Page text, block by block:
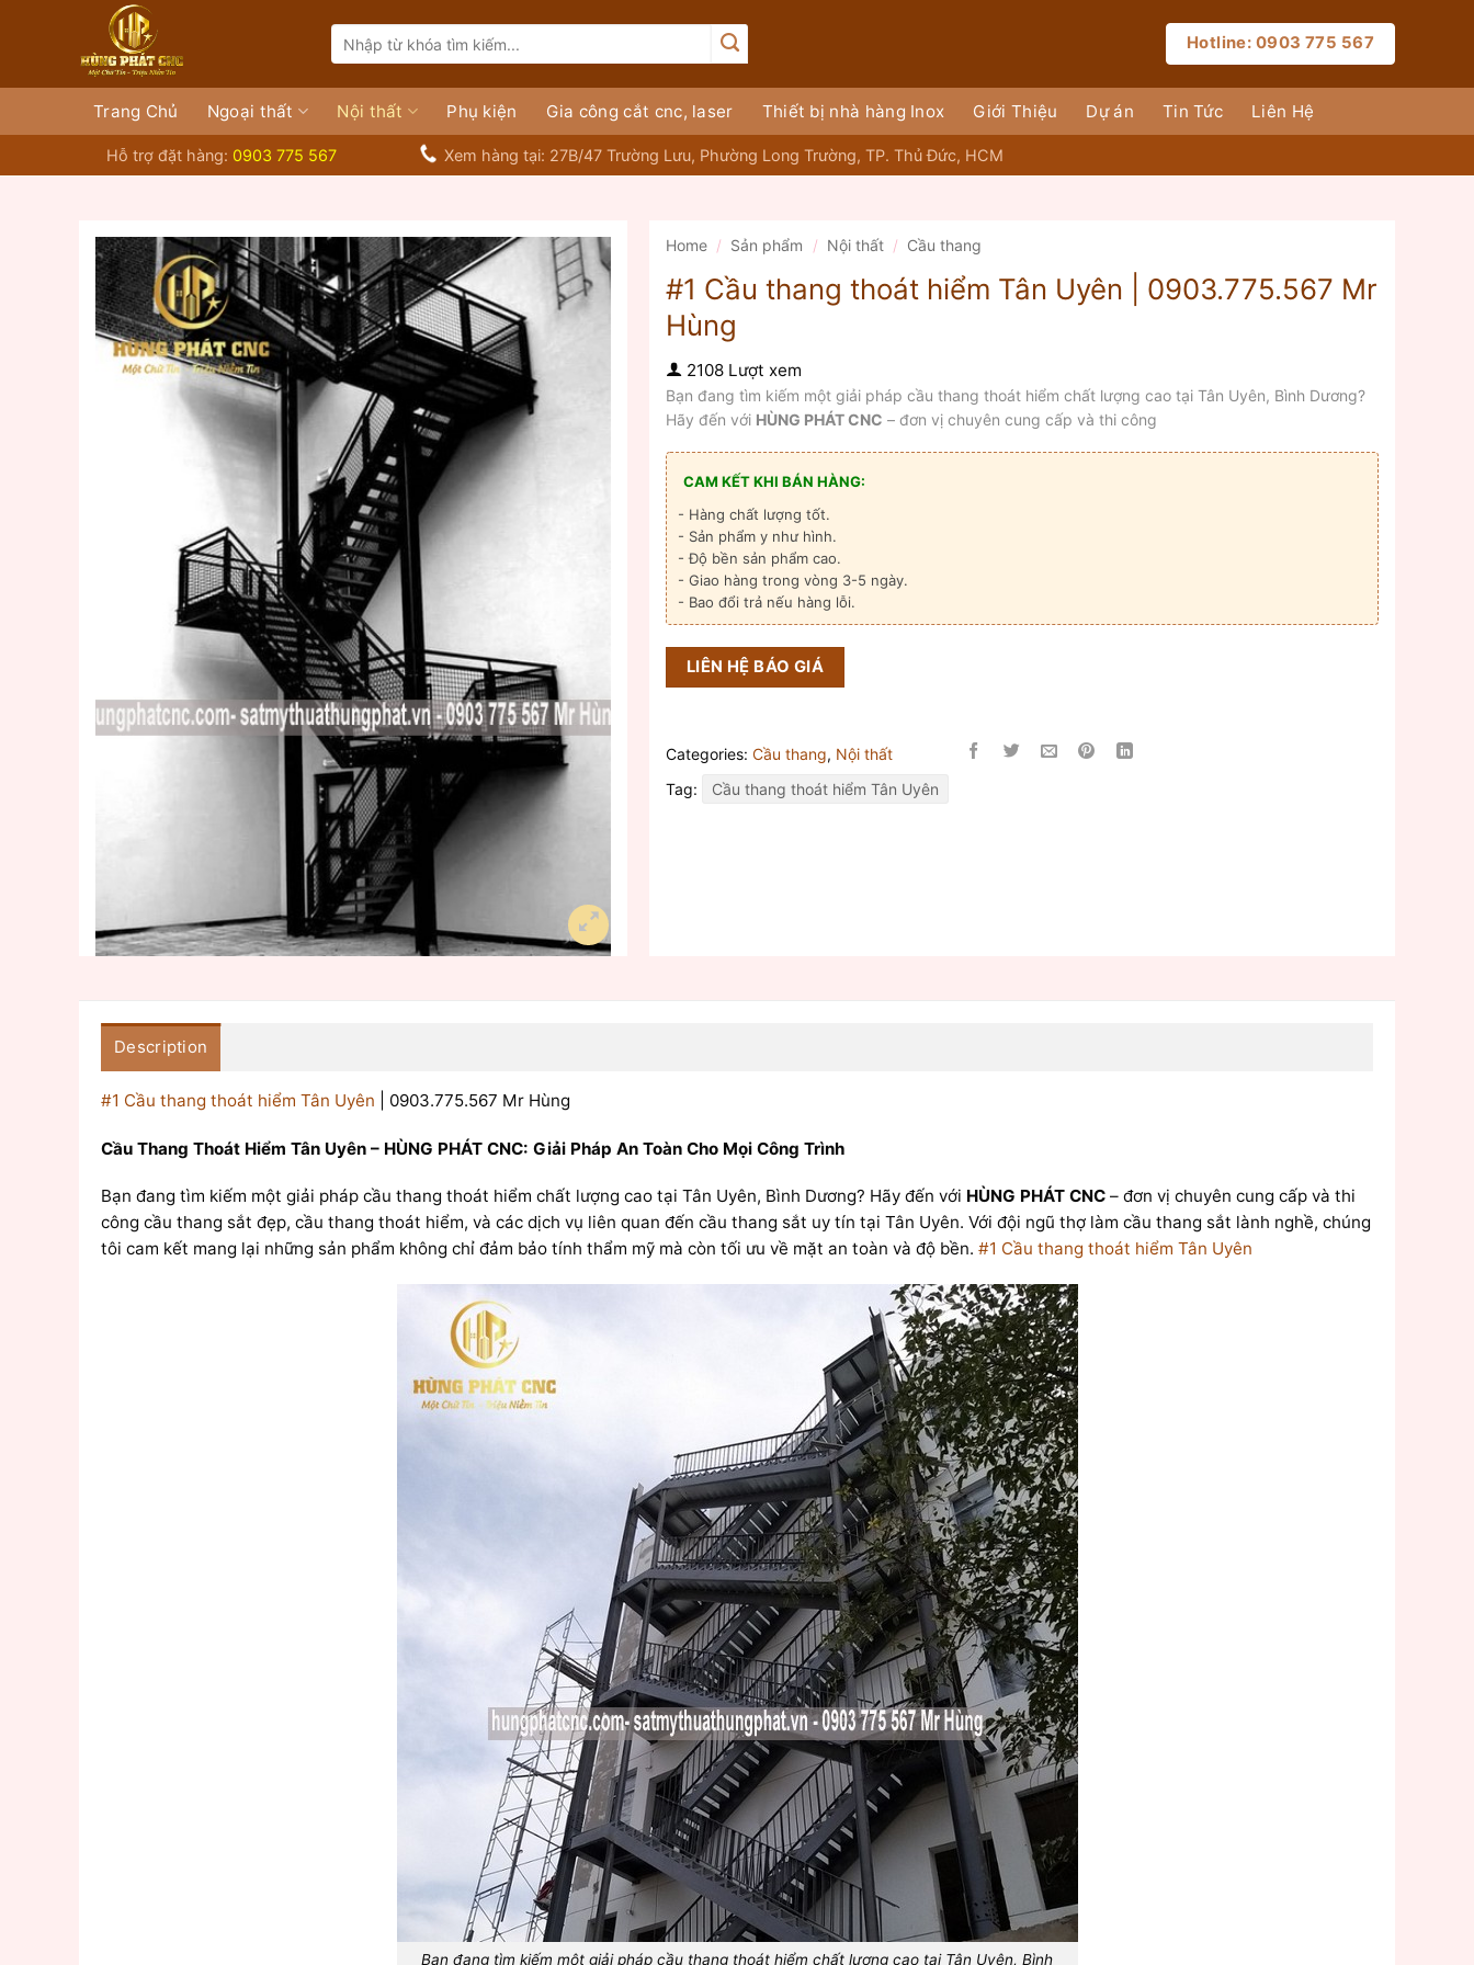
dung
for:
Hotline: 0903 775 567
Trang Chủ Ngoại thất Nội thất Phụ kiện Gia công cắt cnc, laser Thiết bị nhà hàng Inox Giới Thiệu Dự án Tin Tức Liên Hệ
Hỗ trợ đặt hàng: 0903 775 567 Xem hàng tại: 27B/47 Trường Lưu, Phường Long Trường, TP. Thủ Đức, HCM
Home / Sản phẩm / Nội thất / Cầu thang
#1 Cầu thang thoát hiểm Tân Uyên | 0903.775.567 Mr
Hùng
2108 Lượt xem
Bạn đang tìm kiếm một giải pháp cầu thang thoát hiểm chất lượng cao tại Tân Uyên, Bình Dương?
Hãy đến với HÙNG PHÁT CNC – đơn vị chuyên cung cấp và thi công
CAM KẾT KHI BÁN HÀNG:
- Hàng chất lượng tốt.
- Sản phẩm y như hình.
- Độ bền sản phẩm cao.
- Giao hàng trong vòng 3-5 ngày.
- Bao đổi trả nếu hàng lỗi.
LIÊN HỆ BÁO GIÁ
Categories: Cầu thang, Nội thất
Tag:
Cầu thang thoát hiểm Tân Uyên
Description
#1 Cầu thang thoát hiểm Tân Uyên | 0903.775.567 Mr Hùng
Cầu Thang Thoát Hiểm Tân Uyên – HÙNG PHÁT CNC: Giải Pháp An Toàn Cho Mọi Công Trình
Bạn đang tìm kiếm một giải pháp cầu thang thoát hiểm chất lượng cao tại Tân Uyên, Bình Dương? Hãy đến với HÙNG PHÁT CNC – đơn vị chuyên cung cấp và thi
công cầu thang sắt đẹp, cầu thang thoát hiểm, và các dịch vụ liên quan đến cầu thang sắt uy tín tại Tân Uyên. Với đội ngũ thợ làm cầu thang sắt lành nghề, chúng
tôi cam kết mang lại những sản phẩm không chỉ đảm bảo tính thẩm mỹ mà còn tối ưu về mặt an toàn và độ bền. #1 Cầu thang thoát hiểm Tân Uyên
Bạn đang tìm kiếm một giải pháp cầu thang thoát hiểm chất lượng cao tại Tân Uyên, Bình